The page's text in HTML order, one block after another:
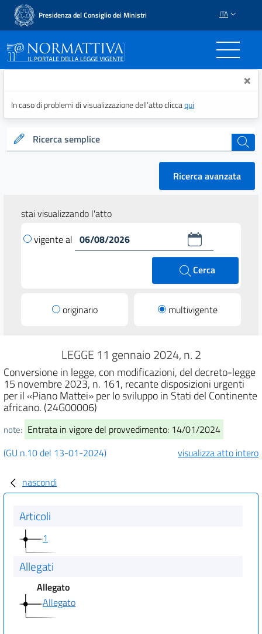
Presidenza del Consiglio dei Ministri ITA
Normattiva - Il portale ×
In caso di problemi di visualizzazione dell’atto cliccaqui
Ricerca semplice cerca
Ricerca avanzata
stai visualizzando l'atto
vigente al
Cerca
originario multivigente
LEGGE 11 gennaio 2024, n. 2
Conversione in legge, con modificazioni, del decreto-legge
15 novembre 2023, n. 161, recante disposizioni urgenti
per il «Piano Mattei» per lo sviluppo in Stati del Continente
africano. (24G00006)
note: Entrata in vigore del provvedimento: 14/01/2024
(GU n.10 del 13-01-2024)
visualizza atto intero
nascondi
Articoli
1
Allegati
Allegato
Allegato